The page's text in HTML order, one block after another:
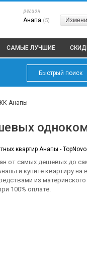
регион
Анапа (5)
САМЫЕ ЛУЧШИЕ
Быстрый поиск
Анапы
квартир Анапы -
от самых дешевых до
и купите квартиру на
из
100% оплате.